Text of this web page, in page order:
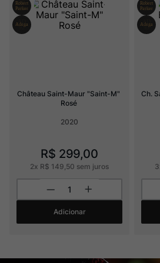
Château Saint-Maur "Saint-M"
Rosé
2020
R$ 299,00
2x R$ 149 50 sem juros
Adicionar
Ch.
3
8º Champagne
9º